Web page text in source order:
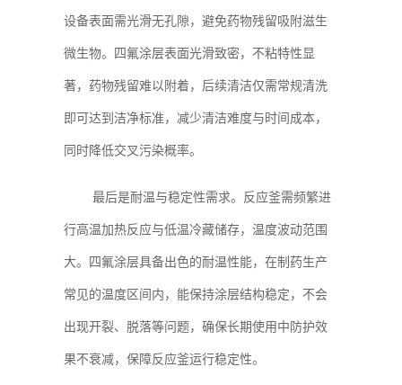
设备表面需光滑无孔隙，避免药物残留吸附滋生
微生物。四氟涂层表面光滑致密，不粘特性显
著，药物残留难以附着，后续清洁仅需常规清洗
即可达到洁净标准，减少清洁难度与时间成本，
同时降低交叉污染概率。
最后是耐温与稳定性需求。反应釜需频繁进
行高温加热反应与低温冷藏储存，温度波动范围
大。四氟涂层具备出色的耐温性能，在制药生产
常见的温度区间内，能保持涂层结构稳定，不会
出现开裂、脱落等问题，确保长期使用中防护效
果不衰减，保障反应釜运行稳定性。